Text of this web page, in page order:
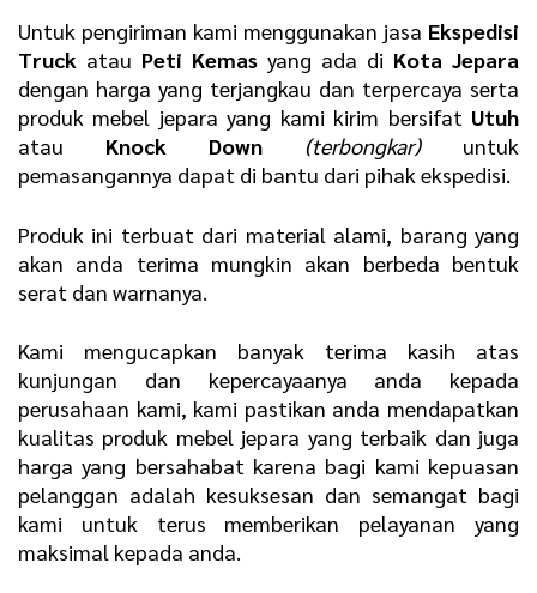
Untuk pengiriman kami menggunakan jasa Ekspedisi
Truck atau Peti Kemas yang ada di Kota Jepara
dengan harga yang terjangkau dan terpercaya serta
produk mebel jepara yang kami kirim bersifat Utuh
atau Knock Down (terbongkar)untuk
pemasangannya dapat di bantu dari pihak ekspedisi.
Produk ini terbuat dari material alami, barang yang
akan anda terima mungkin akan berbeda bentuk
serat dan warnanya.
Kami mengucapkan banyak terima kasih atas
kunjungan dan kepercayaanya anda kepada
perusahaan kami, kami pastikan anda mendapatkan
kualitas produk mebel jepara yang terbaik dan juga
harga yang bersahabat karena bagi kami kepuasan
pelanggan adalah kesuksesan dan semangat bagi
kami untuk terus memberikan pelayanan yang
maksimal kepada anda.